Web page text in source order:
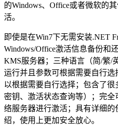
的Windows、Office或者微软的
活。
即使是在Win7下无需安装.NET
Windows/Office激活信息备份和
KMS服务器；三种语言（简/繁/
运行并且参数可根据需要自行
以根据需要自行选择；包含了
密钥、激活状态查询等）；完
络服务器进行激活；具有详细
绍，使用上更加安全放心。